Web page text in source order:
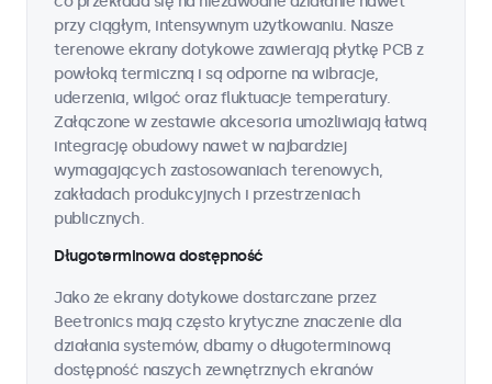
przy ciągłym, intensywnym użytkowaniu. Nasze
terenowe ekrany dotykowe zawierają płytkę PCB z
powłoką termiczną i są odporne na wibracje,
uderzenia, wilgoć oraz fluktuacje temperatury.
Załączone w zestawie akcesoria umożliwiają łatwą
integrację obudowy nawet w najbardziej
wymagających zastosowaniach terenowych,
zakładach produkcyjnych i przestrzeniach
publicznych.
Długoterminowa dostępność
Jako że ekrany dotykowe dostarczane przez
Beetronics mają często krytyczne znaczenie dla
działania systemów, dbamy o długoterminową
dostępność naszych zewnętrznych ekranów